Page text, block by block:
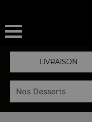
LIVRAISON